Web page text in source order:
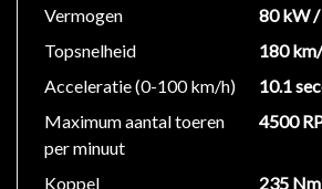
Vermogen
80 kW
Topsnelheid
180
Acceleratie (0-100 km/h)
10.1
Maximum aantal toeren
per minuut
4500
Koppel
235 Nm